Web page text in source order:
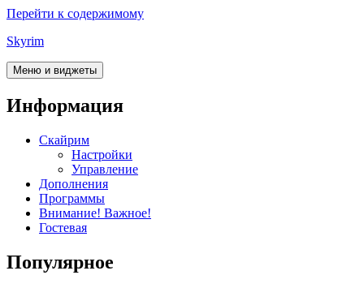
Перейти к содержимому
Skyrim
Меню и виджеты
Информация
Скайрим
Настройки
Управление
Дополнения
Программы
Внимание! Важное!
Гостевая
Популярное